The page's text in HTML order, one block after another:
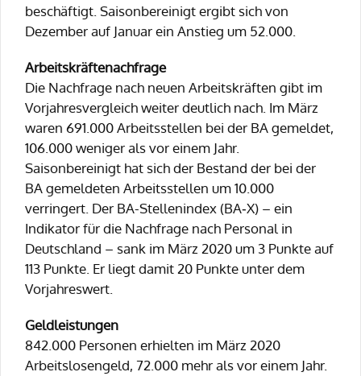
beschäftigt. Saisonbereinigt ergibt sich von
Dezember auf Januar ein Anstieg um 52.000.
Arbeitskräftenachfrage
Die Nachfrage nach neuen Arbeitskräften gibt im
Vorjahresvergleich weiter deutlich nach. Im März
waren 691.000 Arbeitsstellen bei der BA gemeldet,
106.000 weniger als vor einem Jahr.
Saisonbereinigt hat sich der Bestand der bei der
BA gemeldeten Arbeitsstellen um 10.000
verringert. Der BA-Stellenindex (BA‑X) – ein
Indikator für die Nachfrage nach Personal in
Deutschland – sank im März 2020 um 3 Punkte auf
113 Punkte. Er liegt damit 20 Punkte unter dem
Vorjahreswert.
Geldleistungen
842.000 Personen erhielten im März 2020
Arbeitslosengeld, 72.000 mehr als vor einem Jahr.